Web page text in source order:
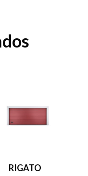
RIGATO